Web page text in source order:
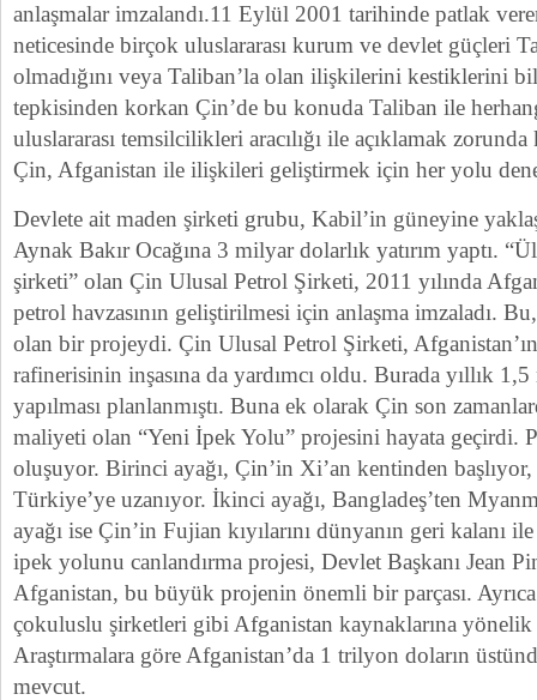
anlaşmalar imzalandı.11 Eylül 2001 tarihinde patlak
neticesinde birçok uluslararası kurum ve devlet güçleri
olmadığını veya Taliban’la olan ilişkilerini kestiklerini
tepkisinden korkan Çin’de bu konuda Taliban ile
uluslararası temsilcilikleri aracılığı ile açıklamak
Çin, Afganistan ile ilişkileri geliştirmek için her yolu
Devlete ait maden şirketi grubu, Kabil’in güneyine
Aynak Bakır Ocağına 3 milyar dolarlık yatırım yaptı.
şirketi” olan Çin Ulusal Petrol Şirketi, 2011 yılında
petrol havzasının geliştirilmesi için anlaşma imzaladı.
olan bir projeydi. Çin Ulusal Petrol Şirketi,
rafinerisinin inşasına da yardımcı oldu. Burada yıllık
yapılması planlanmıştı. Buna ek olarak Çin son
maliyeti olan “Yeni İpek Yolu” projesini hayata geçirdi.
oluşuyor. Birinci ayağı, Çin’in Xi’an kentinden başlıyor,
Türkiye’ye uzanıyor. İkinci ayağı, Bangladeş’ten
ayağı ise Çin’in Fujian kıyılarını dünyanın geri kalanı
ipek yolunu canlandırma projesi, Devlet Başkanı Jean
Afganistan, bu büyük projenin önemli bir parçası.
çokuluslu şirketleri gibi Afganistan kaynaklarına yönelik
Araştırmalara göre Afganistan’da 1 trilyon doların
mevcut.